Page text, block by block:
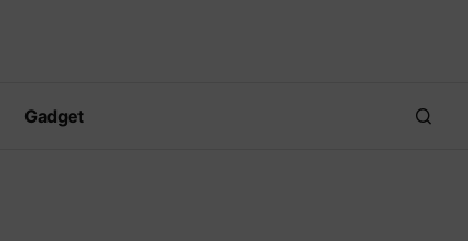
Gadget